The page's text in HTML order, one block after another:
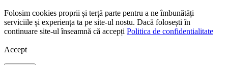
Folosim cookies proprii și terță parte pentru a ne îmbunătăți
serviciile și experiența ta pe site-ul nostu. Dacă folosești în
continuare site-ul înseamnă că accepți Politica de confidentialitate
Accept